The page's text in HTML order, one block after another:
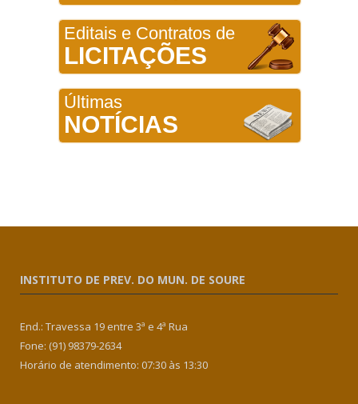
Editais e Contratos de
LICITAÇÕES
Últimas
NOTÍCIAS
INSTITUTO DE PREV. DO MUN. DE SOURE
End.: Travessa 19 entre 3ª e 4ª Rua
Fone: (91) 98379-2634
Horário de atendimento: 07:30 às 13:30